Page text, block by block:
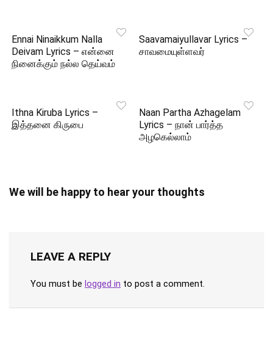
Ennai Ninaikkum Nalla
Deivam Lyrics – என்னை
நினைக்கும் நல்ல தெய்வம்
Saavamaiyullavar Lyrics –
சாவமையுள்ளவர்
Ithna Kiruba Lyrics –
இத்தனை கிருபை
Naan Partha Azhagelam
Lyrics – நான் பார்த்த
அழகெல்லாம்
We will be happy to hear your thoughts
LEAVE A REPLY
You must be logged in to post a comment.